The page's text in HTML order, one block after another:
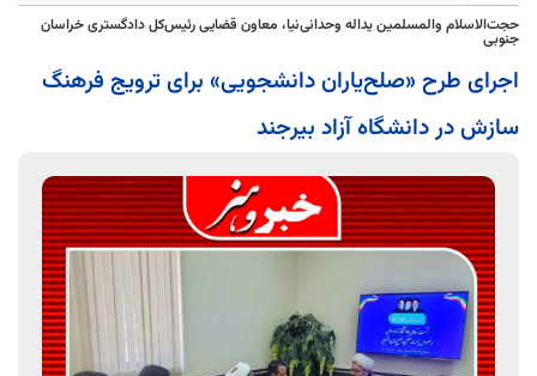
حجت‌الاسلام والمسلمین یداله وحدانی‌نیا، معاون قضایی رئیس‌کل دادگستری خراسان
جنوبی
اجرای طرح «صلح‌یاران دانشجویی» برای ترویج فرهنگ
سازش در دانشگاه آزاد بیرجند